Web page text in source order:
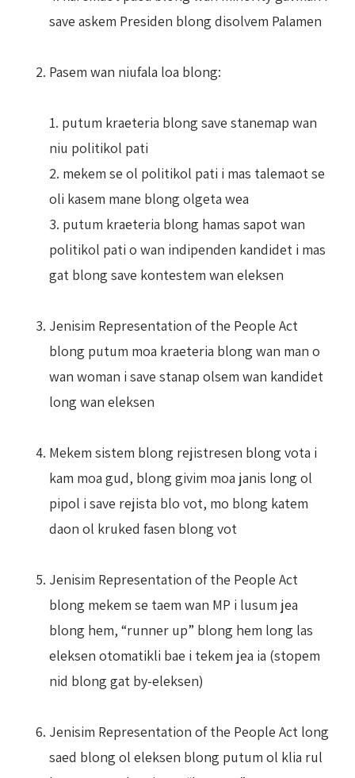
save askem Presiden blong disolvem Palamen
Pasem wan niufala loa blong:
1. putum kraeteria blong save stanemap wan
niu politikol pati
2. mekem se ol politikol pati i mas talemaot se
oli kasem mane blong olgeta wea
3. putum kraeteria blong hamas sapot wan
politikol pati o wan indipenden kandidet i mas
gat blong save kontestem wan eleksen
Jenisim Representation of the People Act
blong putum moa kraeteria blong wan man o
wan woman i save stanap olsem wan kandidet
long wan eleksen
Mekem sistem blong rejistresen blong vota i
kam moa gud, blong givim moa janis long ol
pipol i save rejista blo vot, mo blong katem
daon ol kruked fasen blong vot
Jenisim Representation of the People Act
blong mekem se taem wan MP i lusum jea
blong hem, “runner up” blong hem long las
eleksen otomatikli bae i tekem jea ia (stopem
nid blong gat by-eleksen)
Jenisim Representation of the People Act long
saed blong ol eleksen blong putum ol klia rul